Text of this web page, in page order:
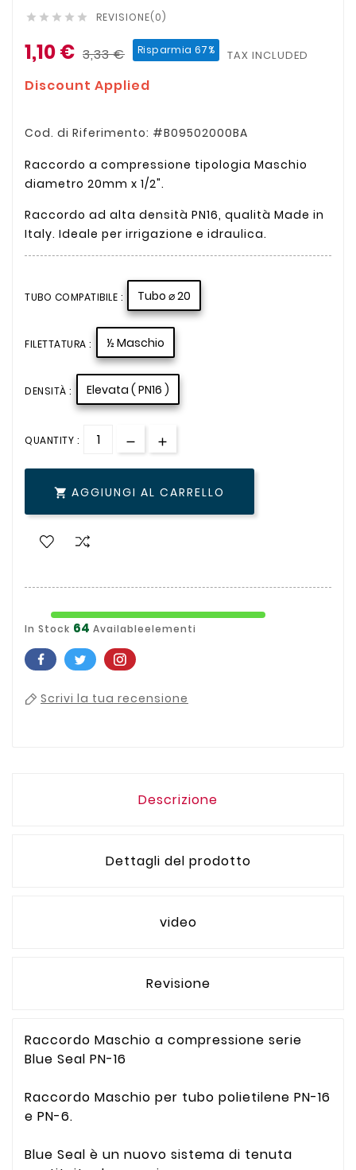
     REVISIONE(0)
1,10 € 3,33 € Risparmia 67% TAX INCLUDED
Discount Applied
Cod. di Riferimento: #B09502000BA
Raccordo a compressione tipologia Maschio
diametro 20mm x 1/2".
Raccordo ad alta densità PN16, qualità Made in
Italy. Ideale per irrigazione e idraulica.
TUBO COMPATIBILE : Tubo ⌀ 20
FILETTATURA : ½ Maschio
DENSITÀ : Elevata ( PN16 )
QUANTITY :
 AGGIUNGI AL CARRELLO
In Stock 64 Availableelementi
Scrivi la tua recensione
Descrizione
Dettagli del prodotto
video
Revisione
Raccordo Maschio a compressione serie
Blue Seal PN-16
Raccordo Maschio per tubo polietilene PN-16
e PN-6.
Blue Seal è un nuovo sistema di tenuta